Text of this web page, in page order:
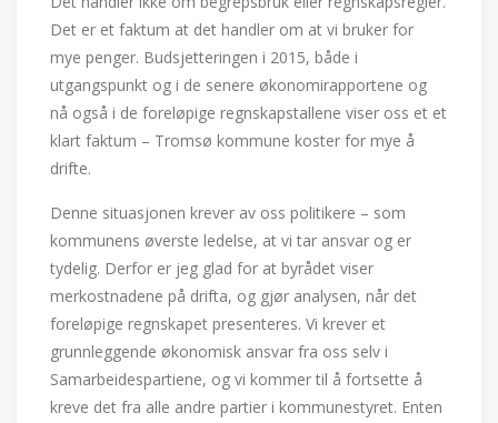
Det er et faktum at det handler om at vi bruker for
mye penger. Budsjetteringen i 2015, både i
utgangspunkt og i de senere økonomirapportene og
nå også i de foreløpige regnskapstallene viser oss et et
klart faktum – Tromsø kommune koster for mye å
drifte.
Denne situasjonen krever av oss politikere – som
kommunens øverste ledelse, at vi tar ansvar og er
tydelig. Derfor er jeg glad for at byrådet viser
merkostnadene på drifta, og gjør analysen, når det
foreløpige regnskapet presenteres. Vi krever et
grunnleggende økonomisk ansvar fra oss selv i
Samarbeidespartiene, og vi kommer til å fortsette å
kreve det fra alle andre partier i kommunestyret. Enten